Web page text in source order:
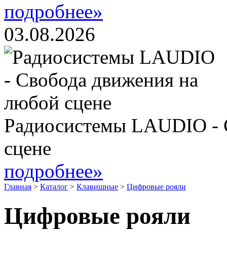
подробнее»
03.08.2026
Радиосистемы LAUDIO -
сцене
подробнее»
Главная > Каталог > Клавишные > Цифровые рояли
Цифровые рояли